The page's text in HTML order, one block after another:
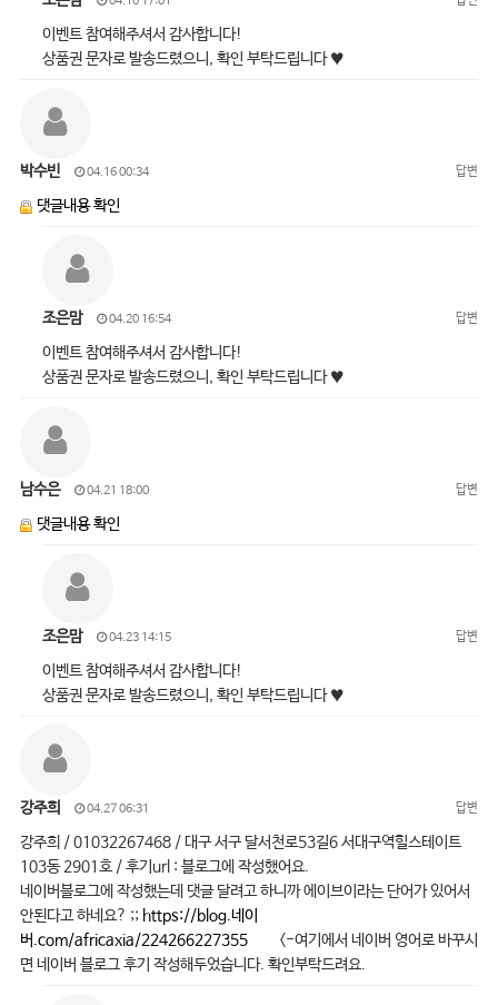
이벤트 참여해주셔서 감사합니다!
상품권 문자로 발송드렸으니, 확인 부탁드립니다 ♥
박수빈 04.16 00:34 답변
댓글내용 확인
조은맘 04.20 16:54 답변
이벤트 참여해주셔서 감사합니다!
상품권 문자로 발송드렸으니, 확인 부탁드립니다 ♥
남수은 04.21 18:00 답변
댓글내용 확인
조은맘 04.23 14:15 답변
이벤트 참여해주셔서 감사합니다!
상품권 문자로 발송드렸으니, 확인 부탁드립니다 ♥
강주희 04.27 06:31 답변
강주희 / 01032267468 / 대구 서구 달서천로53길6 서대구역힐스테이트
103동 2901호 / 후기url : 블로그에 작성했어요.
네이버블로그에 작성했는데 댓글 달려고 하니까 에이브이라는 단어가 있어서
안된다고 하네요? ;; https://blog.네이
버.com/africaxia/224266227355<-여기에서 네이버 영어로 바꾸시
면 네이버 블로그 후기 작성해두었습니다. 확인부탁드려요.